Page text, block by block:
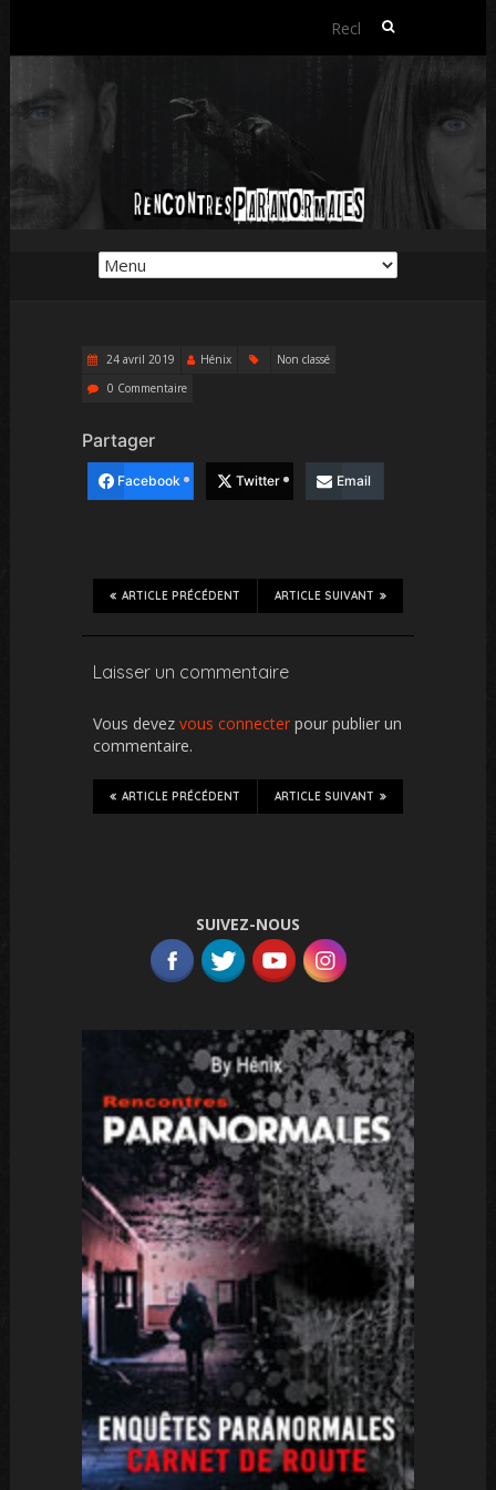
Rechercher :
24 avril 2019 Hénix
Non classé
0 Commentaire
Partager
Facebook Twitter Email
ARTICLE SUIVANT
ARTICLE PRÉCÉDENT
Laisser un commentaire
Vous devez vous connecter pour publier un
commentaire.
ARTICLE SUIVANT
ARTICLE PRÉCÉDENT
SUIVEZ-NOUS